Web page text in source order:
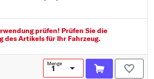
prüfen! Prüfen Sie die
des Artikels für Ihr Fahrzeug.
Menge